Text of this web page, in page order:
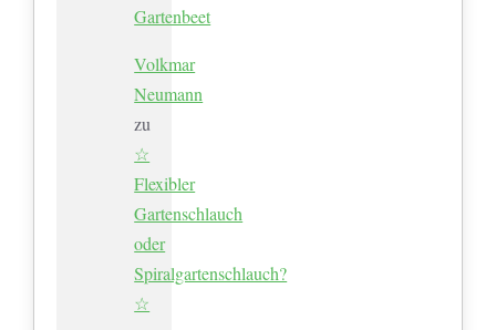
Gartenbeet
Volkmar
Neumann
zu
☆
Flexibler
Gartenschlauch
oder
Spiralgartenschlauch?
☆